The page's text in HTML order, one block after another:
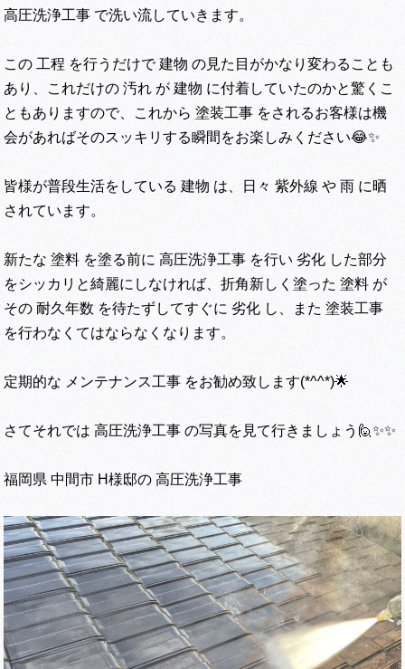
高圧洗浄工事 で洗い流していきます。
この 工程 を行うだけで 建物 の見た目がかなり変わることも
あり、これだけの 汚れ が 建物 に付着していたのかと驚くこ
ともありますので、これから 塗装工事 をされるお客様は機
会があればそのスッキリする瞬間をお楽しみください😂✨
皆様が普段生活をしている 建物 は、日々 紫外線 や 雨 に晒
されています。
新たな 塗料 を塗る前に 高圧洗浄工事 を行い 劣化 した部分
をシッカリと綺麗にしなければ、折角新しく塗った 塗料 が
その 耐久年数 を待たずしてすぐに 劣化 し、また 塗装工事
を行わなくてはならなくなります。
定期的な メンテナンス工事 をお勧め致します(*^^*)🌟
さてそれでは 高圧洗浄工事 の写真を見て行きましょう🙋✨✨
福岡県 中間市 H様邸の 高圧洗浄工事